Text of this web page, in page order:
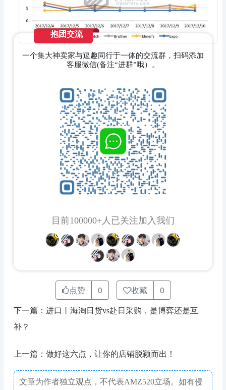
抱团交流
一个集大神卖家与逗趣同行于一体的交流群，扫码添加
客服微信(备注“进群”哦）。
目前100000+人已关注加入我们
点赞 0 收藏 0
下一篇：进口丨海淘日货vs赴日采购，是博弈还是互
补？
上一篇：做好这六点，让你的店铺脱颖而出！
文章为作者独立观点，不代表AMZ520立场。如有侵